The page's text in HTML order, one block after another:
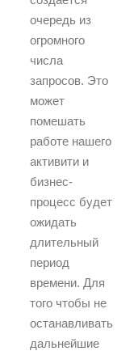
очередь из
огромного
числа
запросов. Это
может
помешать
работе нашего
активити и
бизнес-
процесс будет
ожидать
длительный
период
времени. Для
того чтобы не
останавливать
дальнейшие